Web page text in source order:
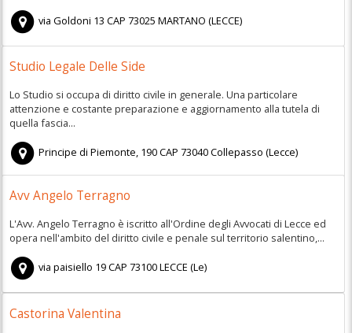
via Goldoni 13 CAP 73025 MARTANO (LECCE)
Studio Legale Delle Side
Lo Studio si occupa di diritto civile in generale. Una particolare
attenzione e costante preparazione e aggiornamento alla tutela di
quella fascia...
Principe di Piemonte, 190CAP 73040Collepasso (Lecce)
Avv Angelo Terragno
L'Avv. Angelo Terragno è iscritto all'Ordine degli Avvocati di Lecce ed
opera nell'ambito del diritto civile e penale sul territorio salentino,...
via paisiello 19CAP 73100LECCE (Le)
Castorina Valentina